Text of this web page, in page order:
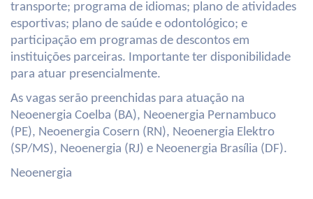
transporte; programa de idiomas; plano de atividades
esportivas; plano de saúde e odontológico; e
participação em programas de descontos em
instituições parceiras. Importante ter disponibilidade
para atuar presencialmente.
As vagas serão preenchidas para atuação na
Neoenergia Coelba (BA), Neoenergia Pernambuco
(PE), Neoenergia Cosern (RN), Neoenergia Elektro
(SP/MS), Neoenergia (RJ) e Neoenergia Brasília (DF).
Neoenergia